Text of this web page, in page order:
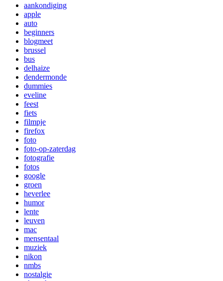
aankondiging
apple
auto
beginners
blogmeet
brussel
bus
delhaize
dendermonde
dummies
eveline
feest
fiets
filmpje
firefox
foto
foto-op-zaterdag
fotografie
fotos
google
groen
heverlee
humor
lente
leuven
mac
mensentaal
muziek
nikon
nmbs
nostalgie